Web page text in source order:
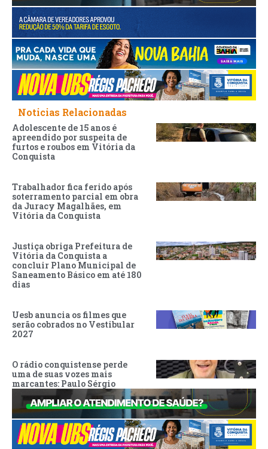
Noticias Relacionadas
Adolescente de 15 anos é
apreendido por suspeita de
furtos e roubos em Vitória da
Conquista
Trabalhador fica ferido após
soterramento parcial em obra
da Juracy Magalhães, em
Vitória da Conquista
Justiça obriga Prefeitura de
Vitória da Conquista a
concluir Plano Municipal de
Saneamento Básico em até 180
dias
Uesb anuncia os filmes que
serão cobrados no Vestibular
2027
O rádio conquistense perde
uma de suas vozes mais
marcantes: Paulo Sérgio